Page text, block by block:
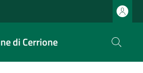
di Cerrione